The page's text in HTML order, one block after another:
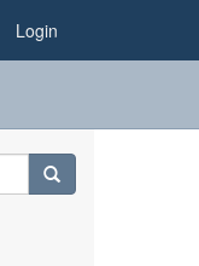
Login